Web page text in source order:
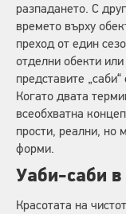
разпадането. С
времето върху
преход от един
отделни обекти
представите
Когато двата
всеобхватна
прости, реални, но
форми.
Уаби-саби
Красотата на